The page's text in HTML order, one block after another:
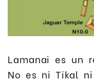
Lamanai es un
No es ni Tikal